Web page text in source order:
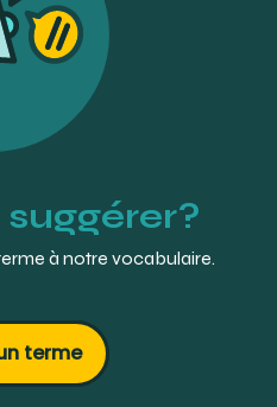
à notre vocabulaire.
terme